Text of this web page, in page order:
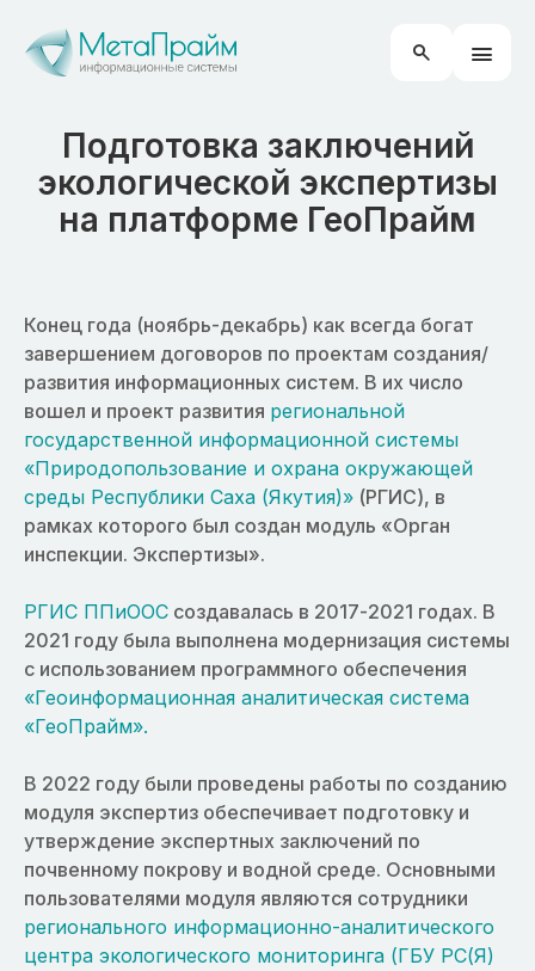
Подготовка заключений
экологической экспертизы
на платформе ГеоПрайм
Конец года (ноябрь-декабрь) как всегда богат
завершением договоров по проектам создания/
развития информационных систем. В их число
вошел и проект развития региональной
государственной информационной системы
«Природопользование и охрана окружающей
среды Республики Саха (Якутия)» (РГИС), в
рамках которого был создан модуль «Орган
инспекции. Экспертизы».
РГИС ППиООС создавалась в 2017-2021 годах. В
2021 году была выполнена модернизация системы
с использованием программного обеспечения
«Геоинформационная аналитическая система
«ГеоПрайм».
В 2022 году были проведены работы по созданию
модуля экспертиз обеспечивает подготовку и
утверждение экспертных заключений по
почвенному покрову и водной среде. Основными
пользователями модуля являются сотрудники
регионального информационно-аналитического
центра экологического мониторинга (ГБУ РС(Я)